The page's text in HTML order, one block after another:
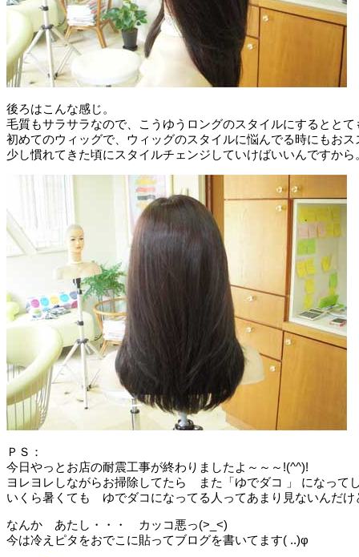
後ろはこんな感じ。
毛質もサラサラなので、こうゆうロングのスタイルにするととて
初めてのウィッグで、ウィッグのスタイルに悩んでる時にもおス
少し慣れてきた頃にスタイルチェンジしていけばいいんですから
ＰＳ：
今日やっとお店の耐震工事が終わりましたよ～～～!(^^)!
ヨレヨレしながらお掃除してたら また「ゆでダコ 」 になって
いくら暑くても ゆでダコになってる人ってあまり見ないんだけ
なんか あたし・・・ カッコ悪っ(>_<)
今は冷えピタをおでこに貼ってブログを書いてます( ..)φ